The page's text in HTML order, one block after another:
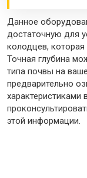
Данное
достаточную для
колодцев,
Точная глубина
типа почвы на
предварительно
этой информации.